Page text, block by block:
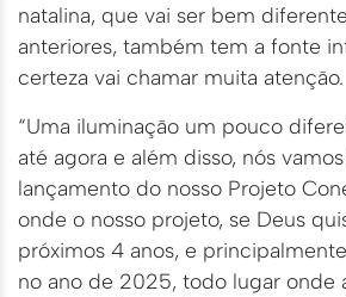
natalina, que vai ser bem
anteriores, também tem a fonte
certeza vai chamar muita atenção.
“Uma iluminação um pouco
até agora e além disso, nós
lançamento do nosso Projeto
onde o nosso projeto, se Deus
próximos 4 anos, e
no ano de 2025, todo lugar onde